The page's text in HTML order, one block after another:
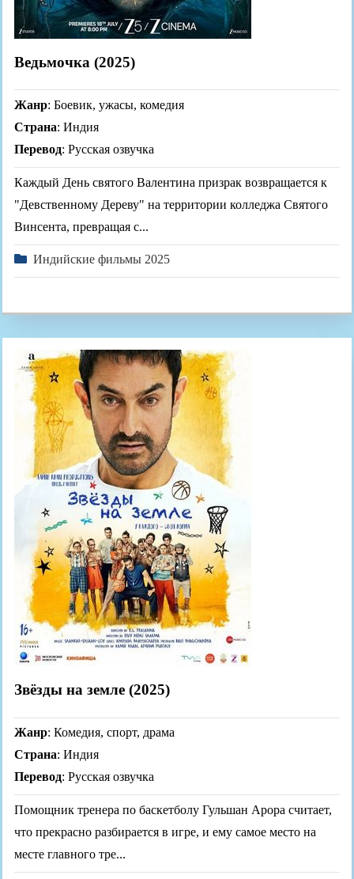
Ведьмочка (2025)
Жанр: Боевик, ужасы, комедия
Страна: Индия
Перевод: Русская озвучка
Каждый День святого Валентина призрак возвращается к
"Девственному Дереву" на территории колледжа Святого
Винсента, превращая с...
Индийские фильмы 2025
Звёзды на земле (2025)
Жанр: Комедия, спорт, драма
Страна: Индия
Перевод: Русская озвучка
Помощник тренера по баскетболу Гульшан Арора считает,
что прекрасно разбирается в игре, и ему самое место на
месте главного тре...